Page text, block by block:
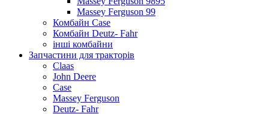
Massey Ferguson 99
Комбайн Case
Комбайн Deutz- Fahr
інші комбайни
Запчастини для тракторів
Claas
John Deere
Case
Massey Ferguson
Deutz- Fahr